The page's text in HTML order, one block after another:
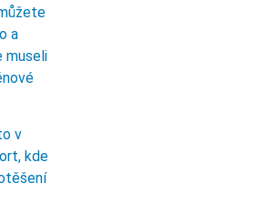
a
museli
v
kde